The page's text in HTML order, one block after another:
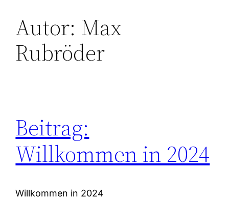
Zum
Inhalt
springen
Autor: Max
Rubröder
Beitrag:
Willkommen in 2024
Willkommen in 2024